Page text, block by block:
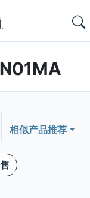
相似产品推荐